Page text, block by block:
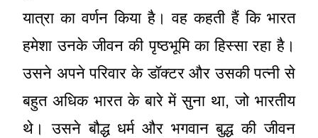
यात्रा का वर्णन किया है। वह कहती हैं कि भारत
हमेशा उनके जीवन की पृष्ठभूमि का हिस्सा रहा है।
उसने अपने परिवार के डॉक्टर और उसकी पत्नी से
बहुत अधिक भारत के बारे में सुना था, जो भारतीय
थे। उसने बौद्ध धर्म और भगवान बुद्ध की जीवन